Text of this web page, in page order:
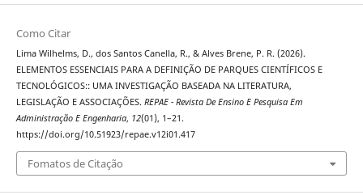
Como Citar
Lima Wilhelms, D., dos Santos Canella, R., & Alves Brene, P. R. (2026).
ELEMENTOS ESSENCIAIS PARA A DEFINIÇÃO DE PARQUES CIENTÍFICOS E
TECNOLÓGICOS:: UMA INVESTIGAÇÃO BASEADA NA LITERATURA,
LEGISLAÇÃO E ASSOCIAÇÕES. REPAE - Revista De Ensino E Pesquisa Em
Administração E Engenharia, 12(01), 1–21.
https://doi.org/10.51923/repae.v12i01.417
Fomatos de Citação